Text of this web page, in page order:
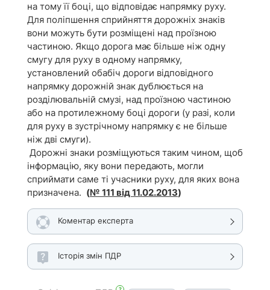
на тому її боці, що відповідає напрямку руху.
Для поліпшення сприйняття дорожніх знаків
вони можуть бути розміщені над проїзною
частиною. Якщо дорога має більше ніж одну
смугу для руху в одному напрямку,
установлений обабіч дороги відповідного
напрямку дорожній знак дублюється на
розділювальній смузі, над проїзною частиною
або на протилежному боці дороги (у разі, коли
для руху в зустрічному напрямку є не більше
ніж дві смуги).
Дорожні знаки розміщуються таким чином, щоб
інформацію, яку вони передають, могли
сприймати саме ті учасники руху, для яких вона
призначена. (№ 111 від 11.02.2013)
Коментар експерта
Історія змін ПДР